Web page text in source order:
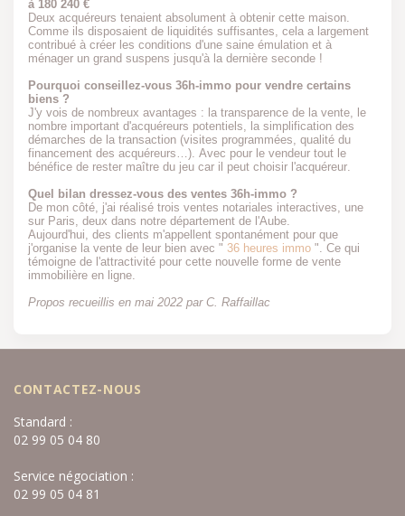
à 180 240 €
Deux acquéreurs tenaient absolument à obtenir cette maison.
Comme ils disposaient de liquidités suffisantes, cela a largement
contribué à créer les conditions d'une saine émulation et à
ménager un grand suspens jusqu'à la dernière seconde !
Pourquoi conseillez-vous 36h-immo pour vendre certains
biens ?
J'y vois de nombreux avantages : la transparence de la vente, le
nombre important d'acquéreurs potentiels, la simplification des
démarches de la transaction (visites programmées, qualité du
financement des acquéreurs…). Avec pour le vendeur tout le
bénéfice de rester maître du jeu car il peut choisir l'acquéreur.
Quel bilan dressez-vous des ventes 36h-immo ?
De mon côté, j'ai réalisé trois ventes notariales interactives, une
sur Paris, deux dans notre département de l'Aube.
Aujourd'hui, des clients m'appellent spontanément pour que
j'organise la vente de leur bien avec " 36 heures immo ". Ce qui
témoigne de l'attractivité pour cette nouvelle forme de vente
immobilière en ligne.
Propos recueillis en mai 2022 par C. Raffaillac
CONTACTEZ-NOUS
Standard :
02 99 05 04 80
Service négociation :
02 99 05 04 81